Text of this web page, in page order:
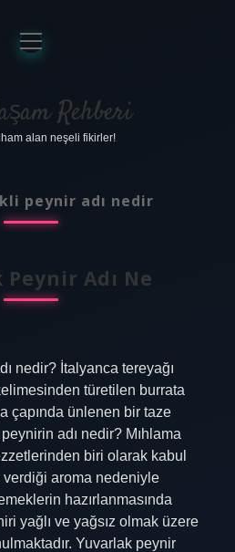
Anasayfa
Politikası
Uyarı
menüyü
aç
Rehberi
alan neşeli fikirler!
peynir adı nedir
Adı Ne
nedir? İtalyanca tereyağı
türetilen burrata
çapında ünlenen bir taze
adı nedir? Mıhlama
biri olarak kabul
verdiği aroma nedeniyle
hazırlanmasında
yağlı ve yağsız olmak üzere
Yuvarlak peynir